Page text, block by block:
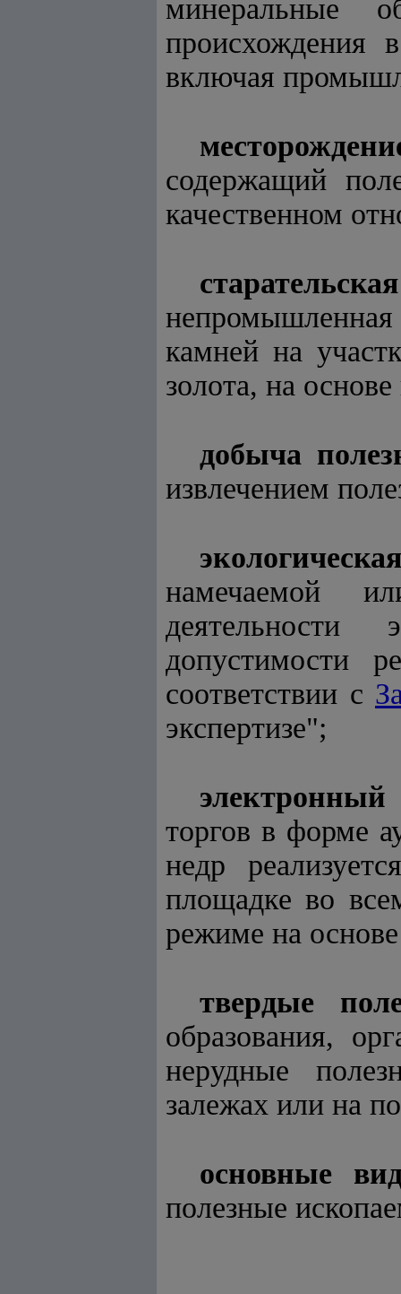
минеральные
происхождения
включая
содержащий
качественном
камней на
золота, на
добыча
извлечением
намечаемой
деятельности
допустимости
соответствии с
экспертизе";
электронный
торгов в форме
недр
площадке во
режиме на
твердые
образования,
нерудные
залежах или на
основные
полезные